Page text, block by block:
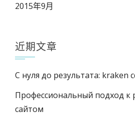
2015年9月
近期文章
С нуля до результата: kraken
Профессиональный подход к
сайтом